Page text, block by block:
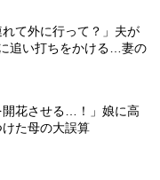
れて外に行って？」夫が
追い打ちをかける…妻の
開花させる…！」娘に高
た母の大誤算